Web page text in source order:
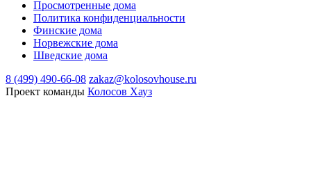
Просмотренные дома
Политика конфиденциальности
Финские дома
Норвежские дома
Шведские дома
8 (499) 490-66-08 zakaz@kolosovhouse.ru
Проект команды Колосов Хауз